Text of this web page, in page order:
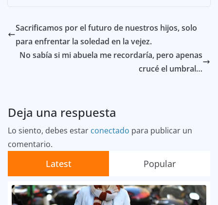
Sacrificamos por el futuro de nuestros hijos, solo
para enfrentar la soledad en la vejez.
No sabía si mi abuela me recordaría, pero apenas
crucé el umbral…
Deja una respuesta
Lo siento, debes estar conectado para publicar un
comentario.
Latest Popular